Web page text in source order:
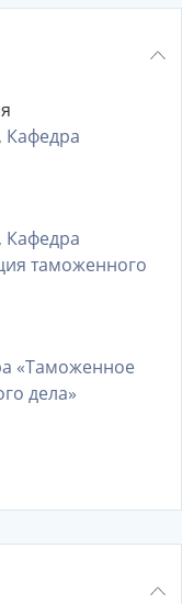
таможенного
«Таможенное
дела»